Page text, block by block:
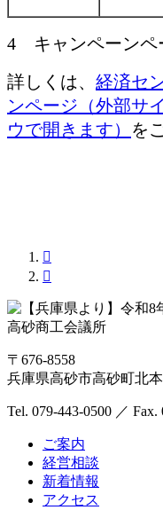
4 キャンペーンペ
詳しくは、 経済セ
ンページ（外部サ
ウで開きます） を


〒676-8558
兵庫県高砂市高砂町北
Tel. 079-443-0500 ／ Fax.
ご案内
経営相談
新着情報
アクセス